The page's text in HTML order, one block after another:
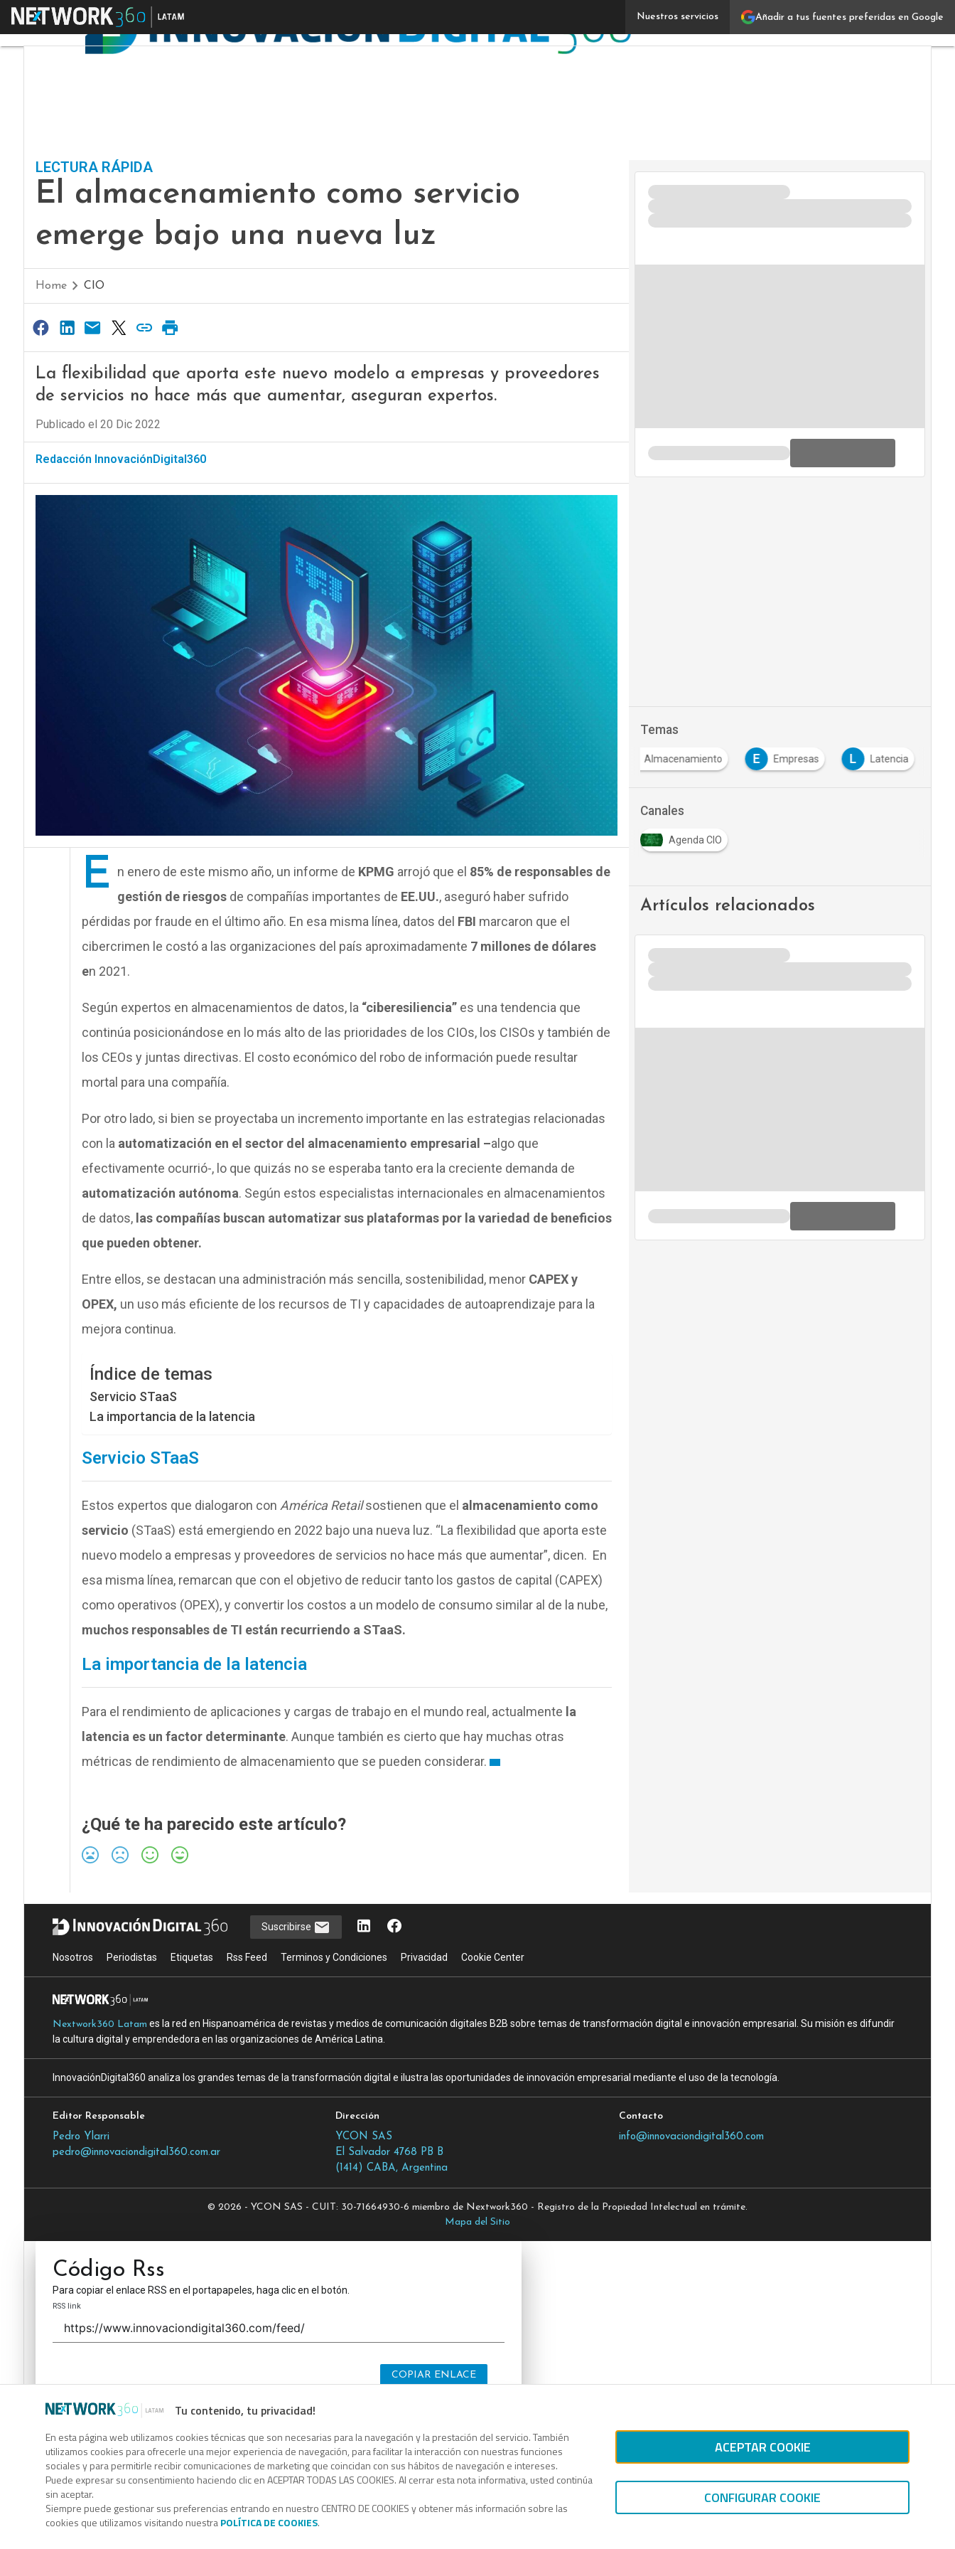
Añadir a tus fuentes preferidas en Google
Nuestros servicios
Menú El almacenamiento como servicio emerge bajo una
LECTURA RÁPIDA
El almacenamiento como servicio
emerge bajo una nueva luz
Home CIO
La flexibilidad que aporta este nuevo modelo a empresas y proveedores
de servicios no hace más que aumentar, aseguran expertos.
Publicado el 20 Dic 2022
Redacción InnovaciónDigital360
E n enero de este mismo año, un informe de KPMG arrojó que el 85% de responsables de
gestión de riesgos de compañías importantes de EE.UU., aseguró haber sufrido
pérdidas por fraude en el último año. En esa misma línea, datos del FBI marcaron que el
cibercrimen le costó a las organizaciones del país aproximadamente 7 millones de dólares
en 2021.
Según expertos en almacenamientos de datos, la “ciberesiliencia” es una tendencia que
continúa posicionándose en lo más alto de las prioridades de los CIOs, los CISOs y también de
los CEOs y juntas directivas. El costo económico del robo de información puede resultar
mortal para una compañía.
Por otro lado, si bien se proyectaba un incremento importante en las estrategias relacionadas
con la automatización en el sector del almacenamiento empresarial –algo que
efectivamente ocurrió-, lo que quizás no se esperaba tanto era la creciente demanda de
automatización autónoma. Según estos especialistas internacionales en almacenamientos
de datos,las compañías buscan automatizar sus plataformas por la variedad de beneficios
que pueden obtener.
Entre ellos, se destacan una administración más sencilla, sostenibilidad, menor CAPEX y
OPEX, un uso más eficiente de los recursos de TI y capacidades de autoaprendizaje para la
mejora continua.
Índice de temas
Servicio STaaS
La importancia de la latencia
Servicio STaaS
Estos expertos que dialogaron con América Retailsostienen que el almacenamiento como
servicio (STaaS) está emergiendo en 2022 bajo una nueva luz. “La flexibilidad que aporta este
nuevo modelo a empresas y proveedores de servicios no hace más que aumentar”, dicen. En
esa misma línea, remarcan que con el objetivo de reducir tanto los gastos de capital (CAPEX)
como operativos (OPEX), y convertir los costos a un modelo de consumo similar al de la nube,
muchos responsables de TI están recurriendo a STaaS.
La importancia de la latencia
Para el rendimiento de aplicaciones y cargas de trabajo en el mundo real, actualmente la
latencia es un factor determinante. Aunque también es cierto que hay muchas otras
métricas de rendimiento de almacenamiento que se pueden considerar.
¿Qué te ha parecido este artículo?
Temas
Almacenamiento E Empresas L Latencia
Canales
Agenda CIO
Artículos relacionados
Tu contenido, tu privacidad!
En esta página web utilizamos cookies técnicas que son necesarias para la navegación y la prestación del servicio. También
utilizamos cookies para ofrecerle una mejor experiencia de navegación, para facilitar la interacción con nuestras funciones
sociales y para permitirle recibir comunicaciones de marketing que coincidan con sus hábitos de navegación e intereses.
Puede expresar su consentimiento haciendo clic en ACEPTAR TODAS LAS COOKIES. Al cerrar esta nota informativa, usted continúa
sin aceptar.
Siempre puede gestionar sus preferencias entrando en nuestro CENTRO DE COOKIES y obtener más información sobre las
cookies que utilizamos visitando nuestraPOLÍTICA DE COOKIES.
ACEPTAR COOKIE
CONFIGURAR COOKIE
Suscribirse
Nosotros Periodistas Etiquetas Rss Feed Terminos y Condiciones Privacidad Cookie Center
Nextwork360 Latam es la red en Hispanoamérica de revistas y medios de comunicación digitales B2B sobre temas de transformación digital e innovación empresarial. Su misión es difundir
la cultura digital y emprendedora en las organizaciones de América Latina.
InnovaciónDigital360 analiza los grandes temas de la transformación digital e ilustra las oportunidades de innovación empresarial mediante el uso de la tecnología.
Editor Responsable
Pedro Ylarri
pedro@innovaciondigital360.com.ar
Dirección
YCON SAS
El Salvador 4768 PB B
(1414) CABA, Argentina
Contacto
info@innovaciondigital360.com
© 2026 - YCON SAS - CUIT: 30-71664930-6 miembro de Nextwork360 - Registro de la Propiedad Intelectual en trámite.
Mapa del Sitio
Código Rss
Para copiar el enlace RSS en el portapapeles, haga clic en el botón.
RSS link
COPIAR ENLACE
Código Rss
Para copiar el enlace RSS en el portapapeles, haga clic en el botón.